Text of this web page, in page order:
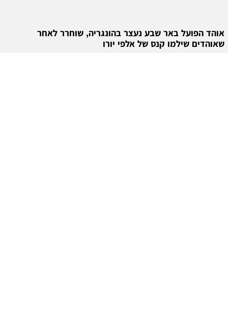
אוהד הפועל באר שבע נעצר בהונגריה, שוחרר לאחר
שאוהדים שילמו קנס של אלפי יורו